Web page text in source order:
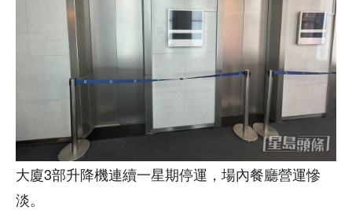
大廈3部升降機連續一星期停運，場內餐廳營運慘
淡。